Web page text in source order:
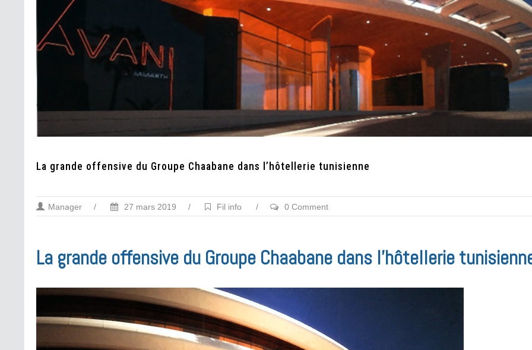
La grande offensive du Groupe Chaabane dans l’hôtellerie tunisienne
Manager / 27 mars 2019 / Fil info / 0 Comment
La grande offensive du Groupe Chaabane dans l’hôtellerie